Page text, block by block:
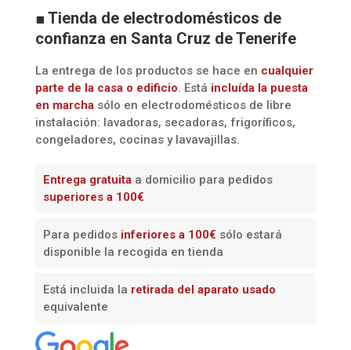
■ Tienda de electrodomésticos de
confianza en Santa Cruz de Tenerife
La entrega de los productos se hace en cualquier
parte de la casa o edificio. Está incluída la puesta
en marchasólo en electrodomésticos de libre
instalación: lavadoras, secadoras, frigoríficos,
congeladores, cocinas y lavavajillas.
Entrega gratuitaa domicilio para pedidos
superiores a 100€
Para pedidos inferiores a 100€ sólo estará
disponible la recogida en tienda
Está incluida la retirada del aparato usado
equivalente